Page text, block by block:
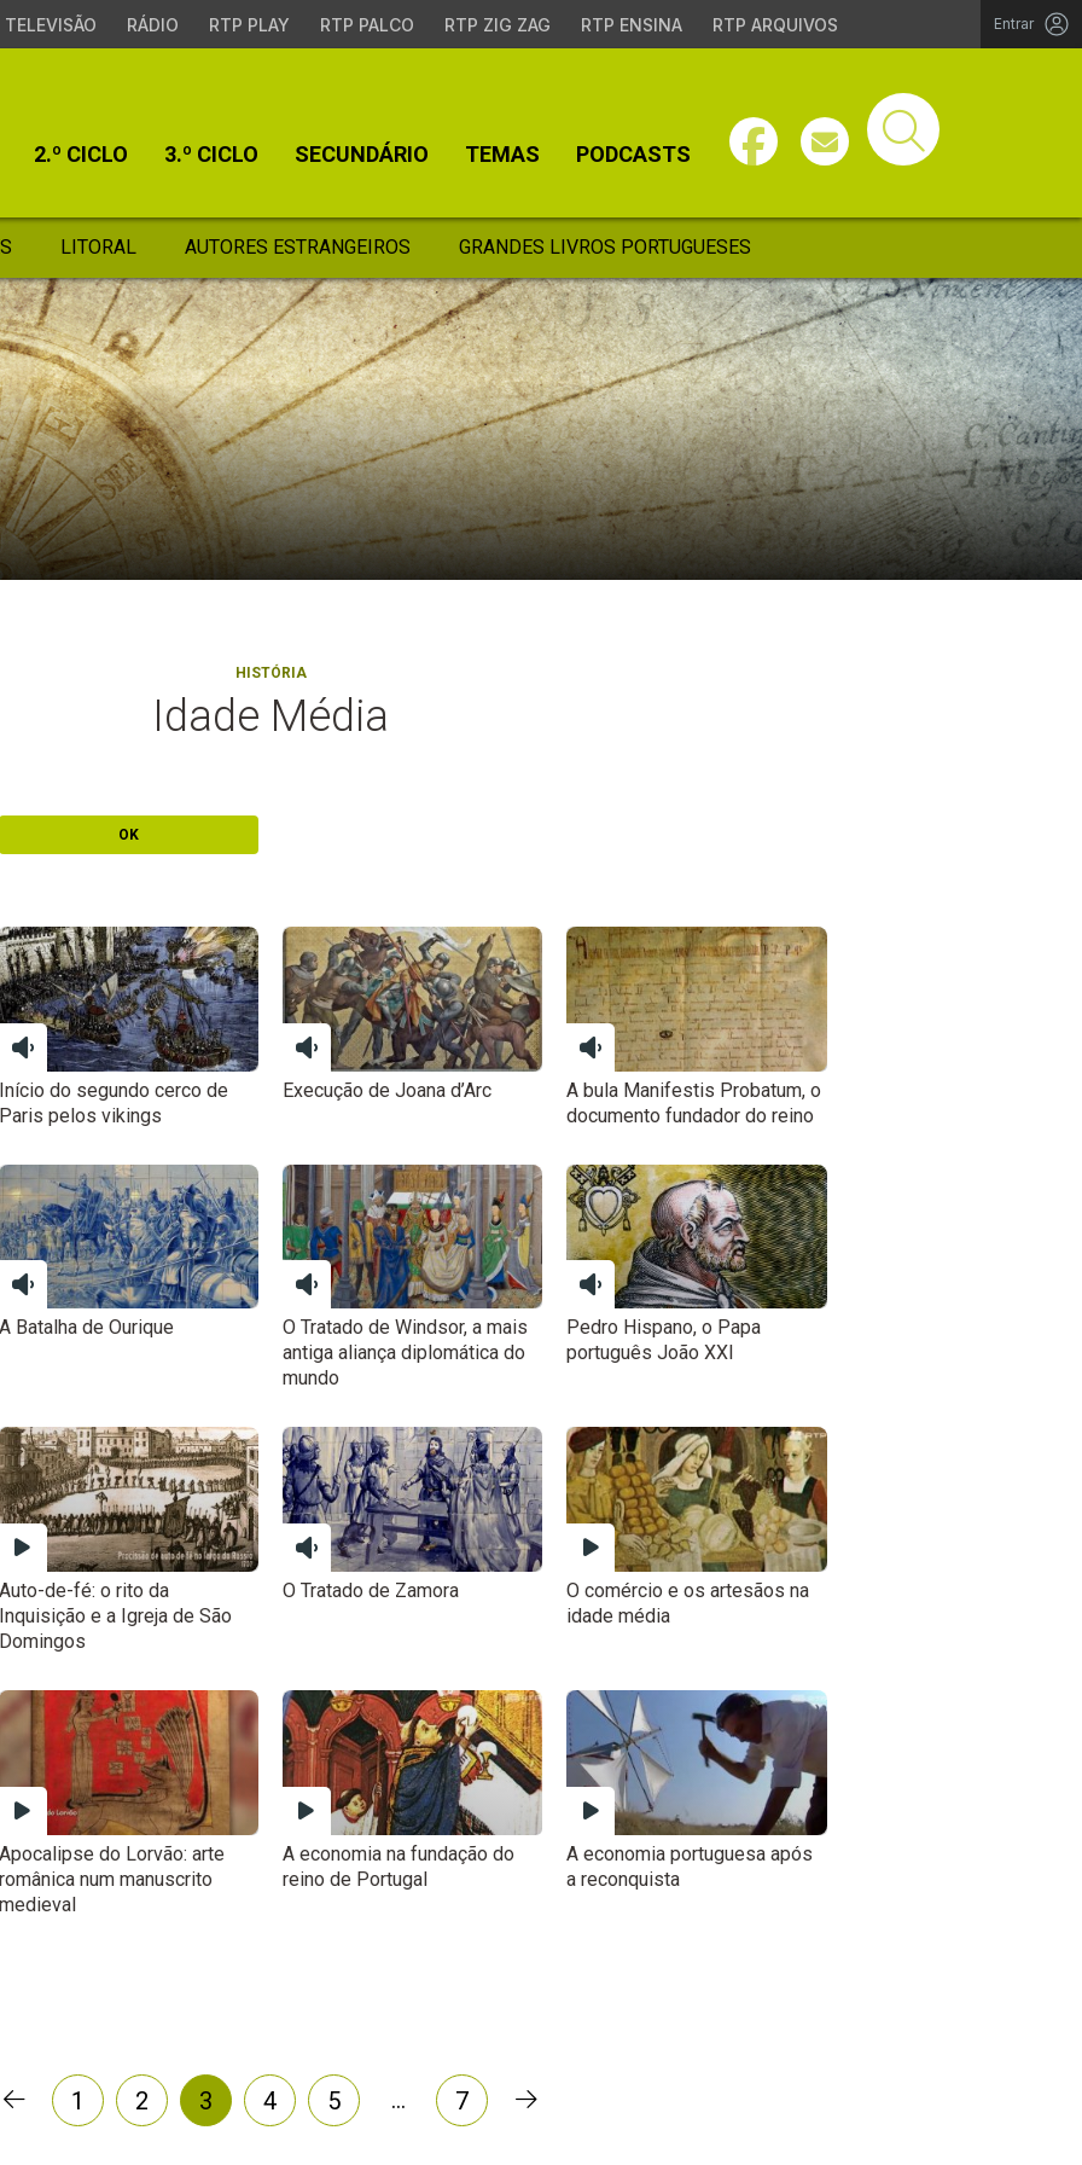
TELEVISÃO RÁDIO RTP PLAY RTP PALCO RTP ZIG ZAG RTP ENSINA RTP ARQUIVOS Entrar
2.º CICLO 3.º CICLO SECUNDÁRIO TEMAS PODCASTS
LITORAL AUTORES ESTRANGEIROS GRANDES LIVROS PORTUGUESES
HISTÓRIA
Idade Média
OK
Início do segundo cerco de
Paris pelos vikings
Execução de Joana d’Arc
A bula Manifestis Probatum, o
documento fundador do reino
A Batalha de Ourique
O Tratado de Windsor, a mais
antiga aliança diplomática do
mundo
Pedro Hispano, o Papa
português João XXI
Auto-de-fé: o rito da
Inquisição e a Igreja de São
Domingos
O Tratado de Zamora
O comércio e os artesãos na
idade média
Apocalipse do Lorvão: arte
românica num manuscrito
medieval
A economia na fundação do
reino de Portugal
A economia portuguesa após
a reconquista
1 2 3 4 5 … 7